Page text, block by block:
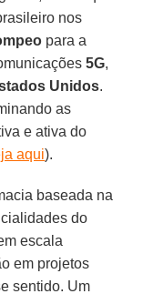
nos
para a
5G,
Unidos.
as
e ativa do
aqui).
baseada na
do
escala
em projetos
sentido. Um